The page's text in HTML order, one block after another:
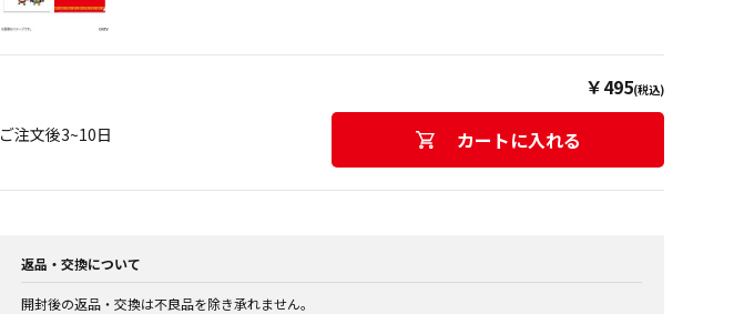
￥495(税込)
ご注文後3~10日 カートに入れる
返品・交換について
開封後の返品・交換は不良品を除き承れません。